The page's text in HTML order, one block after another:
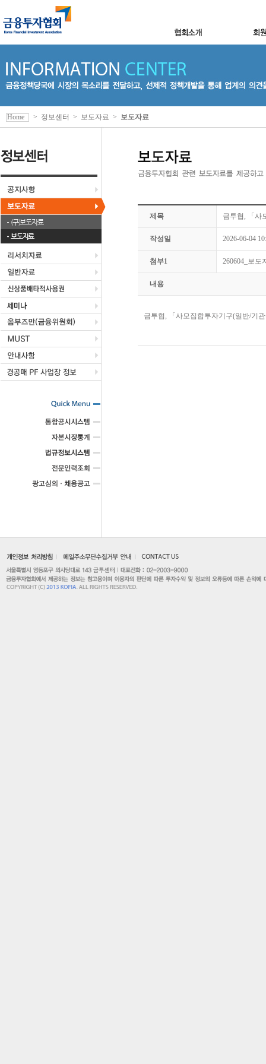
(구)보도자료
보도자료
Home > 정보센터 > 보도자료 > 보도자료
제목 금투협, 「사
작성일 2026-06-04
첨부1 260604_보도
내용
금투협, 「사모집합투자기구(일반/기